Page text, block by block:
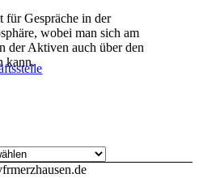
für Gespräche in der
wobei man sich am
der Aktiven auch über den
kann.